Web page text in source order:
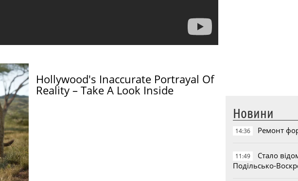
Hollywood's Inaccurate Portrayal Of
Reality – Take A Look Inside
Новини
14:36 Ремонт
11:49
Стало
Подільсько-